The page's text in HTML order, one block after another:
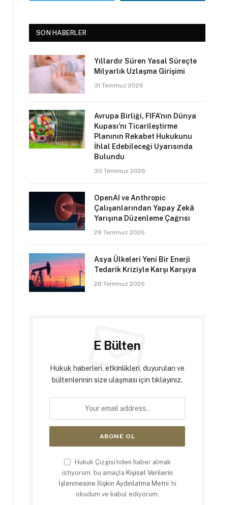
SON HABERLER
Yıllardır Süren Yasal Süreçte
Milyarlık Uzlaşma Girişimi
31 Temmuz 2026
Avrupa Birliği, FIFA’nın Dünya
Kupası’nı Ticarileştirme
Planının Rekabet Hukukunu
İhlal Edebileceği Uyarısında
Bulundu
30 Temmuz 2026
OpenAI ve Anthropic
Çalışanlarından Yapay Zekâ
Yarışına Düzenleme Çağrısı
29 Temmuz 2026
Asya Ülkeleri Yeni Bir Enerji
Tedarik Kriziyle Karşı Karşıya
28 Temmuz 2026
E Bülten
Hukuk haberleri, etkinlikleri, duyuruları ve
bültenlerinin size ulaşması için tıklayınız.
Hukuk Çizgisi'nden haber almak
istiyorum, bu amaçla Kişisel Verilerin
İşlenmesine İlişkin Aydınlatma Metni 'ni
okudum ve kabul ediyorum.